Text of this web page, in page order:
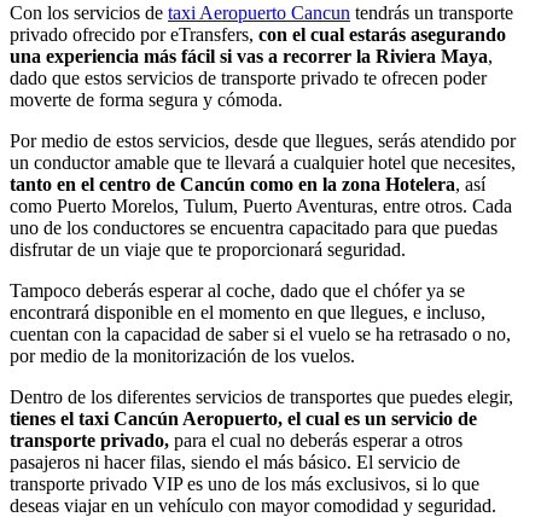
Con los servicios de taxi Aeropuerto Cancun tendrás un transporte
privado ofrecido por eTransfers, con el cual estarás asegurando
una experiencia más fácil si vas a recorrer la Riviera Maya,
dado que estos servicios de transporte privado te ofrecen poder
moverte de forma segura y cómoda.
Por medio de estos servicios, desde que llegues, serás atendido por
un conductor amable que te llevará a cualquier hotel que necesites,
tanto en el centro de Cancún como en la zona Hotelera, así
como Puerto Morelos, Tulum, Puerto Aventuras, entre otros. Cada
uno de los conductores se encuentra capacitado para que puedas
disfrutar de un viaje que te proporcionará seguridad.
Tampoco deberás esperar al coche, dado que el chófer ya se
encontrará disponible en el momento en que llegues, e incluso,
cuentan con la capacidad de saber si el vuelo se ha retrasado o no,
por medio de la monitorización de los vuelos.
Dentro de los diferentes servicios de transportes que puedes elegir,
tienes el taxi Cancún Aeropuerto, el cual es un servicio de
transporte privado, para el cual no deberás esperar a otros
pasajeros ni hacer filas, siendo el más básico. El servicio de
transporte privado VIP es uno de los más exclusivos, si lo que
deseas viajar en un vehículo con mayor comodidad y seguridad.